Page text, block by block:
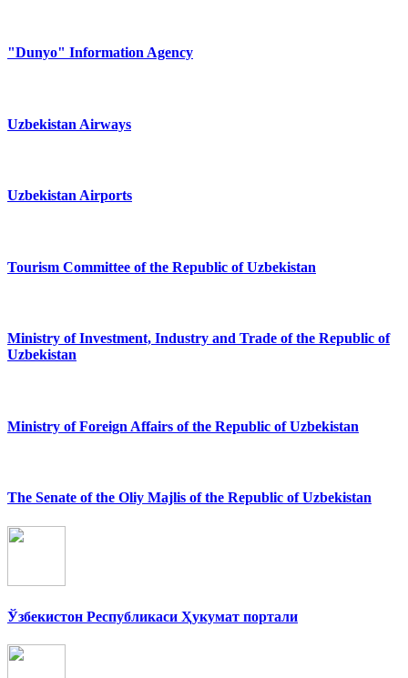
"Dunyo" Information Agency
Uzbekistan Airways
Uzbekistan Airports
Tourism Committee of the Republic of Uzbekistan
Ministry of Investment, Industry and Trade of the Republic of
Uzbekistan
Ministry of Foreign Affairs of the Republic of Uzbekistan
The Senate of the Oliy Majlis of the Republic of Uzbekistan
Ўзбекистон Республикаси Ҳукумат портали